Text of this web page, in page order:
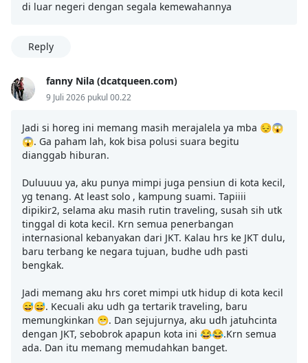
di luar negeri dengan segala kemewahannya
Reply
fanny Nila (dcatqueen.com)
9 Juli 2026 pukul 00.22
Jadi si horeg ini memang masih merajalela ya mba 😔😱
😱. Ga paham lah, kok bisa polusi suara begitu
dianggab hiburan.
Duluuuu ya, aku punya mimpi juga pensiun di kota kecil,
yg tenang. At least solo , kampung suami. Tapiiii
dipikir2, selama aku masih rutin traveling, susah sih utk
tinggal di kota kecil. Krn semua penerbangan
internasional kebanyakan dari JKT. Kalau hrs ke JKT dulu,
baru terbang ke negara tujuan, budhe udh pasti
bengkak.
Jadi memang aku hrs coret mimpi utk hidup di kota kecil
😅😅. Kecuali aku udh ga tertarik traveling, baru
memungkinkan 😁. Dan sejujurnya, aku udh jatuhcinta
dengan JKT, sebobrok apapun kota ini 😂😂.Krn semua
ada. Dan itu memang memudahkan banget.